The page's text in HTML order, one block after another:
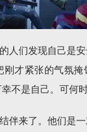
人们发现自己是安
刚才紧张的气氛
不是自己。可何
伴来了。他们是一